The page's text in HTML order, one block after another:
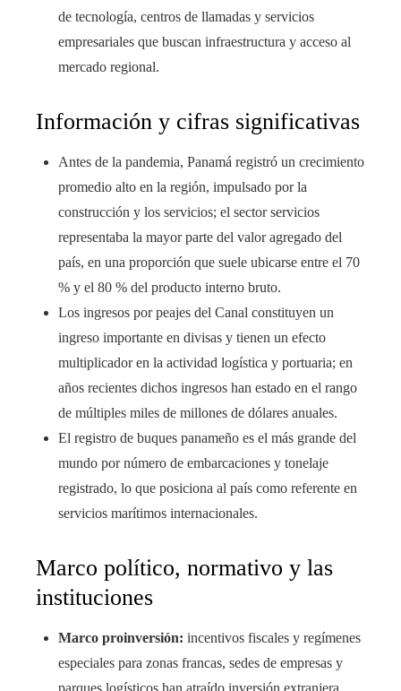
de tecnología, centros de llamadas y servicios
empresariales que buscan infraestructura y acceso al
mercado regional.
Información y cifras significativas
Antes de la pandemia, Panamá registró un crecimiento
promedio alto en la región, impulsado por la
construcción y los servicios; el sector servicios
representaba la mayor parte del valor agregado del
país, en una proporción que suele ubicarse entre el 70
% y el 80 % del producto interno bruto.
Los ingresos por peajes del Canal constituyen un
ingreso importante en divisas y tienen un efecto
multiplicador en la actividad logística y portuaria; en
años recientes dichos ingresos han estado en el rango
de múltiples miles de millones de dólares anuales.
El registro de buques panameño es el más grande del
mundo por número de embarcaciones y tonelaje
registrado, lo que posiciona al país como referente en
servicios marítimos internacionales.
Marco político, normativo y las
instituciones
Marco proinversión: incentivos fiscales y regímenes
especiales para zonas francas, sedes de empresas y
parques logísticos han atraído inversión extranjera